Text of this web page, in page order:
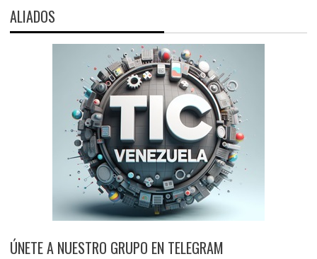
ALIADOS
ÚNETE A NUESTRO GRUPO EN TELEGRAM